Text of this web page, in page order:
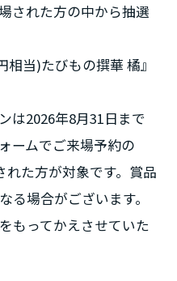
された方の中から抽選
相当)たびもの撰華 橘』
は2026年8月31日まで
ームでご来場予約の
れた方が対象です。賞品
る場合がございます。
もってかえさせていた